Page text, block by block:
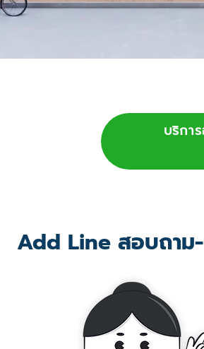
บริกา
Add Line สอบถาม